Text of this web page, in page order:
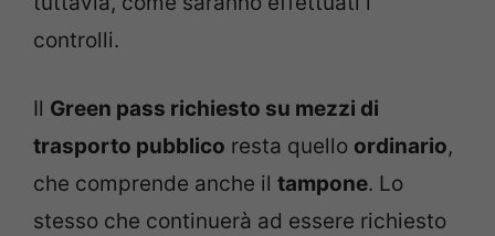
controlli.
Il Green pass richiesto su mezzi di
trasporto pubblico resta quello ordinario,
che comprende anche il tampone. Lo
stesso che continuerà ad essere richiesto